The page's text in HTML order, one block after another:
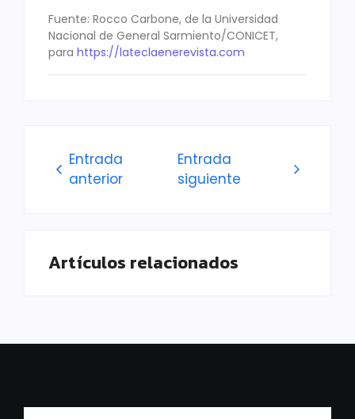
Fuente: Rocco Carbone, de la Universidad
Nacional de General Sarmiento/CONICET,
para https://lateclaenerevista.com
Entrada
anterior
Entrada
siguiente
Artículos relacionados